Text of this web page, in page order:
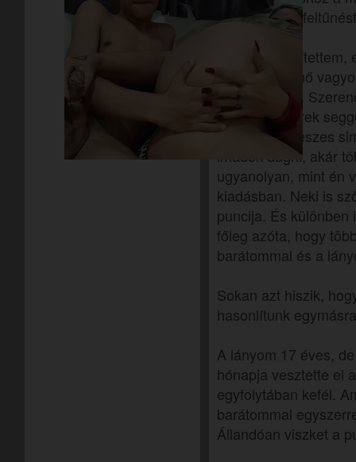
ezzel egy kis
Mint már
lányos testű nő
sem nézek ki.
mellekkel, kerek
combokkal, feszes
imádok dugni, akár
ugyanolyan, mint én
kiadásban. Neki is
puncija. És
főleg azóta, hogy
barátommal és a
Sokan azt hiszik,
hasonlítunk
A lányom 17 éves,
hónapja vesztette el
egyfolytában kefél.
barátommal
Állandóan viszket a